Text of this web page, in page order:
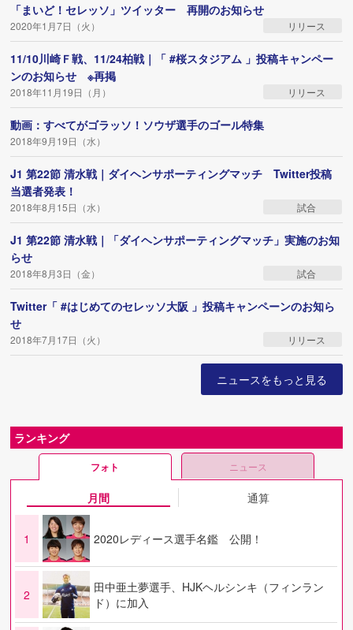
「まいど！セレッソ」ツイッター 再開のお知らせ
2020年1月7日（火） リリース
11/10川崎Ｆ戦、11/24柏戦｜「 #桜スタジアム 」投稿キャンペー
ンのお知らせ ※再掲
2018年11月19日（月） リリース
動画：すべてがゴラッソ！ソウザ選手のゴール特集
2018年9月19日（水）
J1 第22節 清水戦｜ダイヘンサポーティングマッチ Twitter投稿
当選者発表！
2018年8月15日（水） 試合
J1 第22節 清水戦｜「ダイヘンサポーティングマッチ」実施のお知
らせ
2018年8月3日（金） 試合
Twitter「 #はじめてのセレッソ大阪 」投稿キャンペーンのお知ら
せ
2018年7月17日（火） リリース
ニュースをもっと見る
ランキング
フォト ニュース
月間 通算
1 2020レディース選手名鑑 公開！
2
田中亜土夢選手、HJKヘルシンキ（フィンラン
ド）に加入